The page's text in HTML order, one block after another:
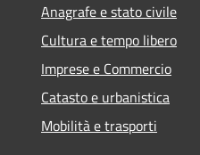
Anagrafe e stato civile
Cultura e tempo libero
Imprese e Commercio
Catasto e urbanistica
Mobilità e trasporti